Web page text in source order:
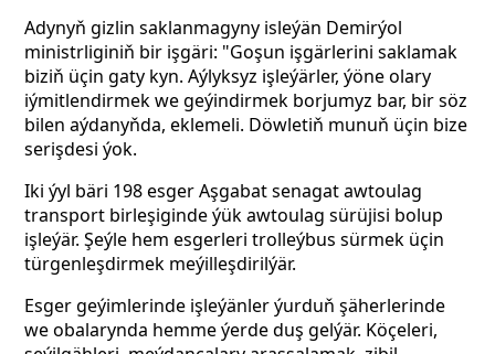
Adynyň gizlin saklanmagyny isleýän Demirýol
ministrliginiň bir işgäri: "Goşun işgärlerini saklamak
biziň üçin gaty kyn. Aýlyksyz işleýärler, ýöne olary
iýmitlendirmek we geýindirmek borjumyz bar, bir söz
bilen aýdanyňda, eklemeli. Döwletiň munuň üçin bize
serişdesi ýok.
Iki ýyl bäri 198 esger Aşgabat senagat awtoulag
transport birleşiginde ýük awtoulag sürüjisi bolup
işleýär. Şeýle hem esgerleri trolleýbus sürmek üçin
türgenleşdirmek meýilleşdirilýär.
Esger geýimlerinde işleýänler ýurduň şäherlerinde
we obalarynda hemme ýerde duş gelýär. Köçeleri,